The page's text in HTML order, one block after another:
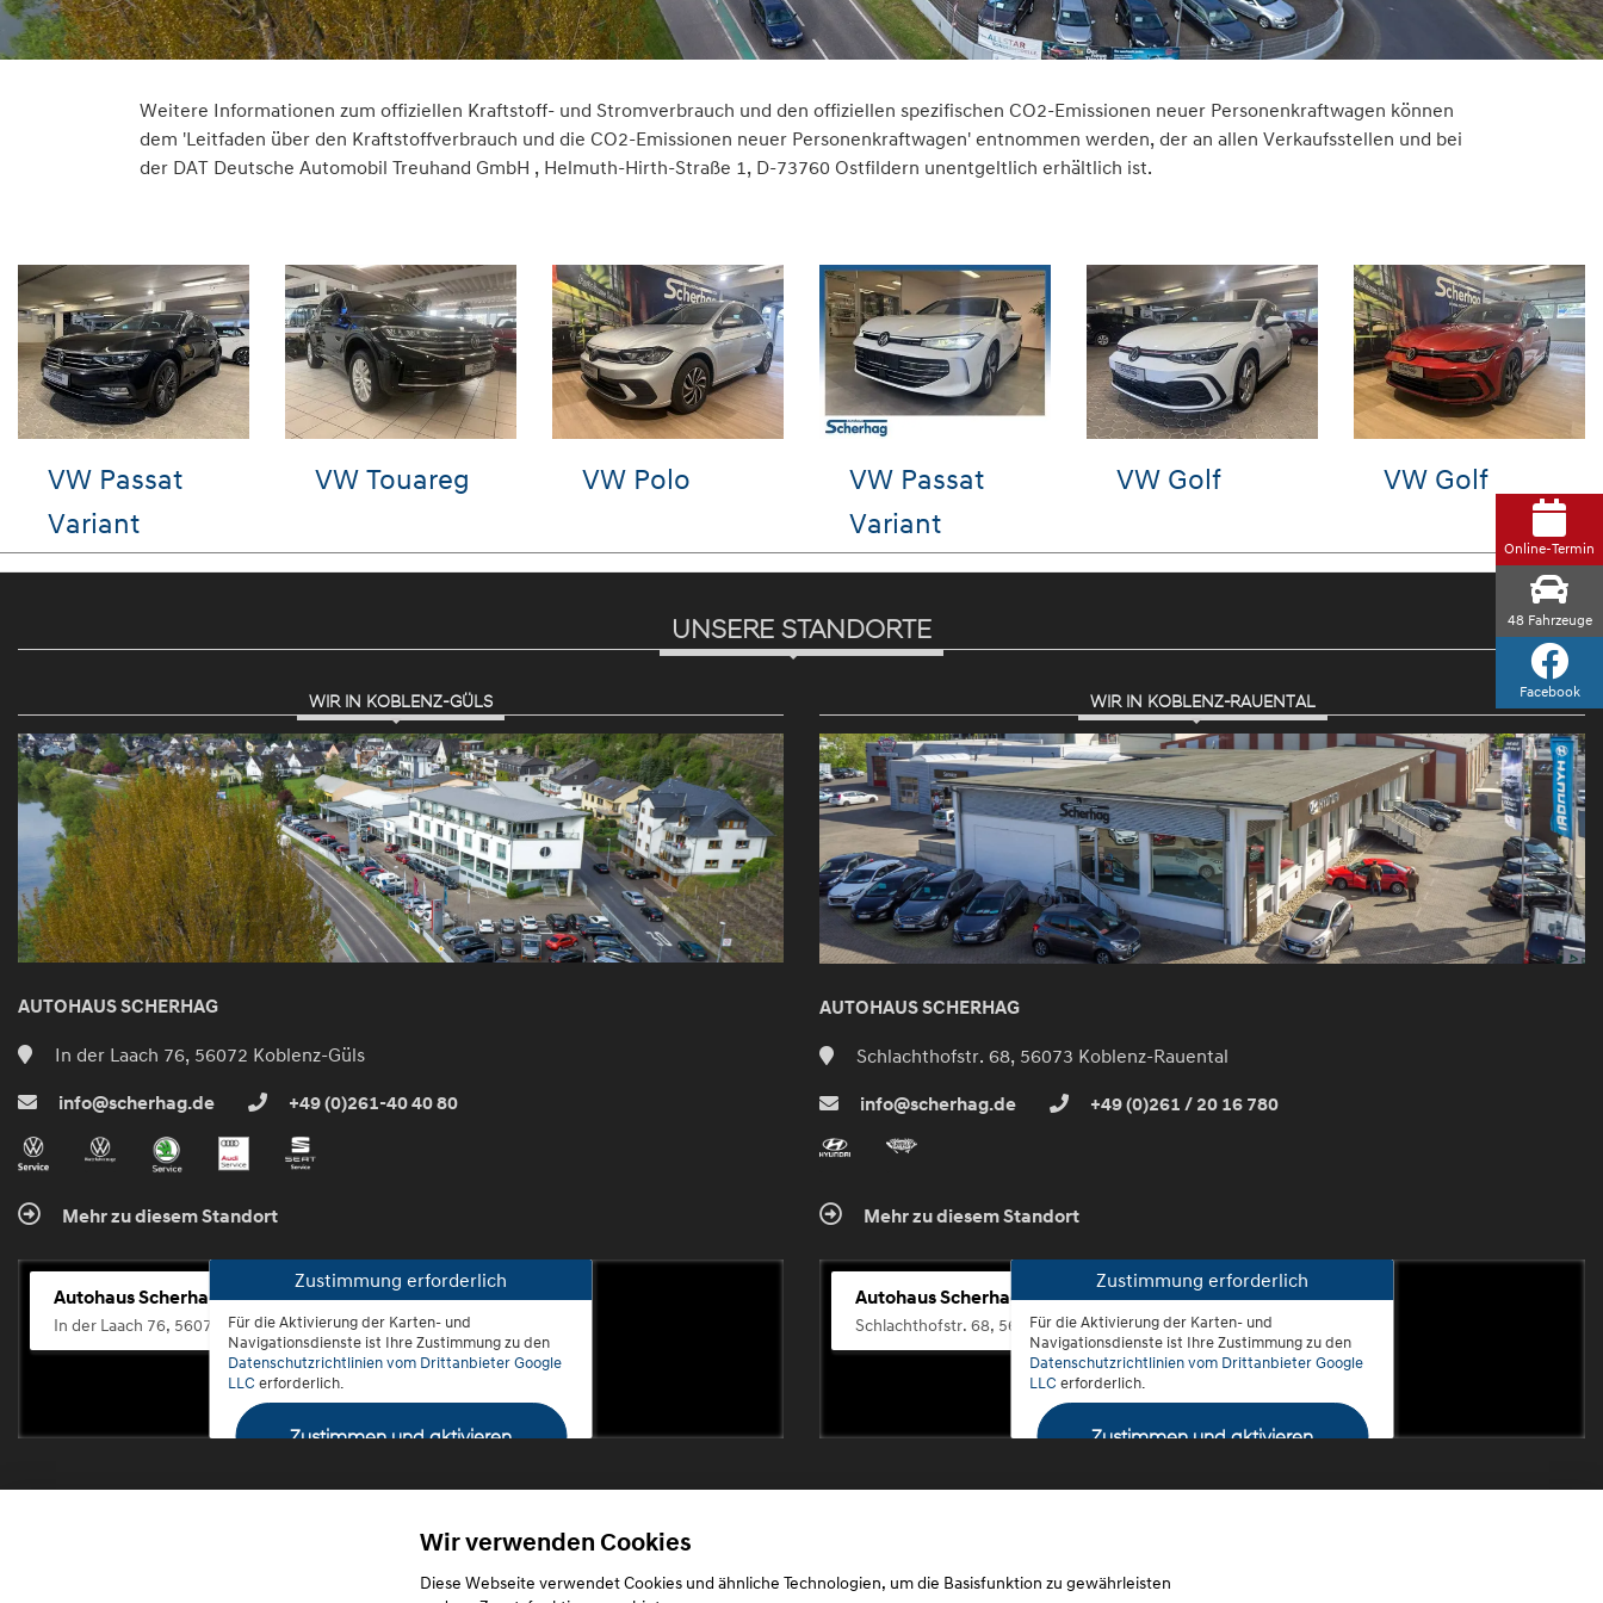
Weitere Informationen zum offiziellen Kraftstoff- und Stromverbrauch und den offiziellen spezifischen CO2-Emissionen neuer Personenkraftwagen können
dem 'Leitfaden über den Kraftstoffverbrauch und die CO2-Emissionen neuer Personenkraftwagen' entnommen werden, der an allen Verkaufsstellen und bei
der DAT Deutsche Automobil Treuhand GmbH , Helmuth-Hirth-Straße 1, D-73760 Ostfildern unentgeltlich erhältlich ist.
Passat
VW Touareg VW Polo
VW Passat
Variant
VW Golf VW Golf
UNSERE STANDORTE
WIR IN KOBLENZ-GÜLS
AUTOHAUS SCHERHAG
In der Laach 76, 56072 Koblenz-Güls
info@scherhag.de +49 (0)261-40 40 80
Mehr zu diesem Standort
Autohaus Scherhag
In der Laach 76, 56072 Koblenz-Güls
Zustimmung erforderlich
Für die Aktivierung der Karten- und
Navigationsdienste ist Ihre Zustimmung zu den
Datenschutzrichtlinien vom Drittanbieter Google
LLC erforderlich.
Zustimmen und aktivieren
WIR IN KOBLENZ-RAUENTAL
AUTOHAUS SCHERHAG
Schlachthofstr. 68, 56073 Koblenz-Rauental
info@scherhag.de +49 (0)261 / 20 16 780
Mehr zu diesem Standort
Autohaus Scherhag
Schlachthofstr. 68, 56073 Koblenz-Rauental
Zustimmung erforderlich
Für die Aktivierung der Karten- und
Navigationsdienste ist Ihre Zustimmung zu den
Datenschutzrichtlinien vom Drittanbieter Google
LLC erforderlich.
Zustimmen und aktivieren
Online-Termin
48Fahrzeuge
Facebook
Wir verwenden Cookies
Diese Webseite verwendet Cookies und ähnliche Technologien, um die Basisfunktion zu gewährleisten